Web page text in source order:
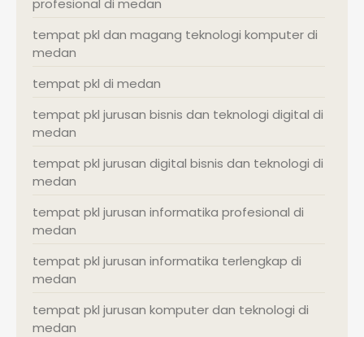
profesional di medan
tempat pkl dan magang teknologi komputer di
medan
tempat pkl di medan
tempat pkl jurusan bisnis dan teknologi digital di
medan
tempat pkl jurusan digital bisnis dan teknologi di
medan
tempat pkl jurusan informatika profesional di
medan
tempat pkl jurusan informatika terlengkap di
medan
tempat pkl jurusan komputer dan teknologi di
medan